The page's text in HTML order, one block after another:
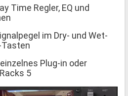
Time Regler, EQ und
im Dry- und Wet-
Plug-in oder
5